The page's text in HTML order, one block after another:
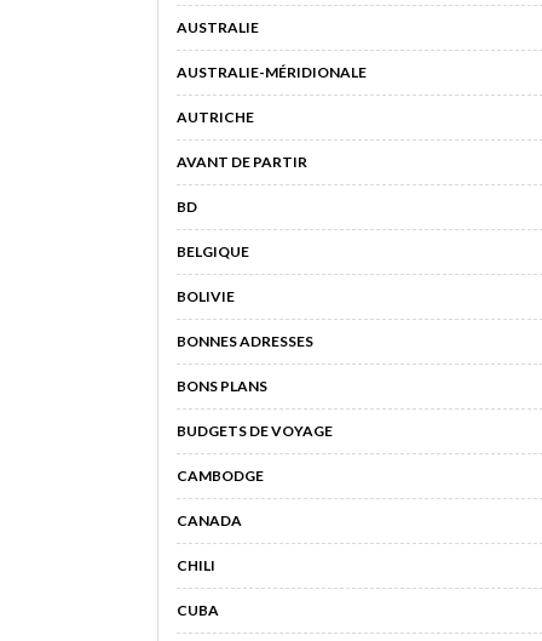
AUSTRALIE
AUSTRALIE-MÉRIDIONALE
AUTRICHE
AVANT DE PARTIR
BD
BELGIQUE
BOLIVIE
BONNES ADRESSES
BONS PLANS
BUDGETS DE VOYAGE
CAMBODGE
CANADA
CHILI
CUBA